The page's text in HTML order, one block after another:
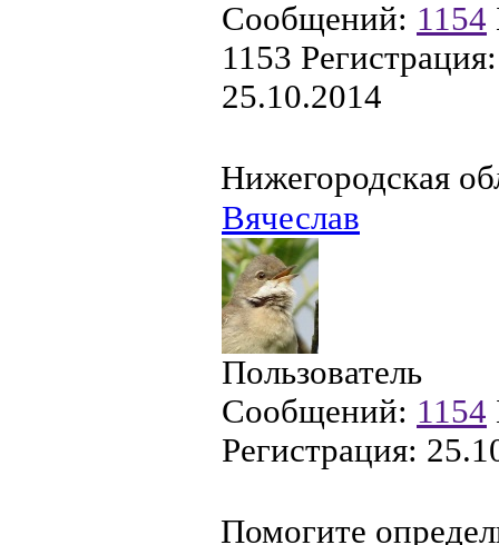
Сообщений: 1154
1153 Регистрация:
25.10.2014
Нижегородская
Вячеслав
Пользователь
Сообщений: 1154
Регистрация:
Помогите